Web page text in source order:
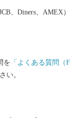
市を応援してくだ
、Diners、AMEX）
を 「よくある質問（F
い。